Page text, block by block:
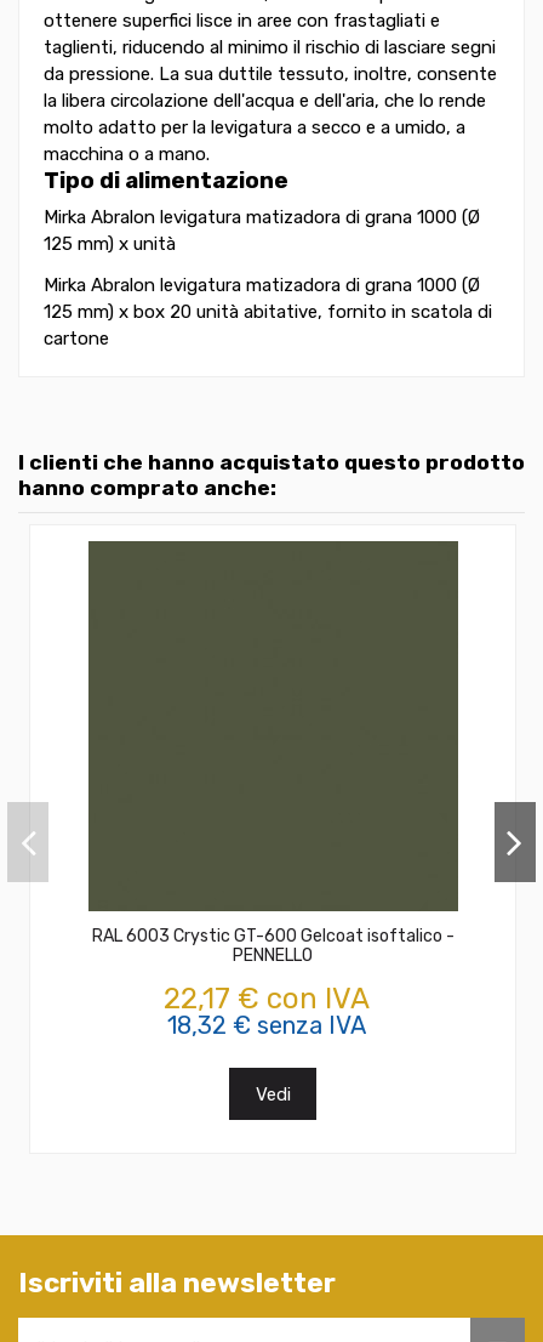
ottenere superfici lisce in aree con frastagliati e
taglienti, riducendo al minimo il rischio di lasciare segni
da pressione. La sua duttile tessuto, inoltre, consente
la libera circolazione dell'acqua e dell'aria, che lo rende
molto adatto per la levigatura a secco e a umido, a
macchina o a mano.
Tipo di alimentazione
Mirka Abralon levigatura matizadora di grana 1000 (Ø
125 mm) x unità
Mirka Abralon levigatura matizadora di grana 1000 (Ø
125 mm) x box 20 unità abitative, fornito in scatola di
cartone
I clienti che hanno acquistato questo prodotto
hanno comprato anche:
RAL 6003 Crystic GT-600 Gelcoat isoftalico -
PENNELLO
22,17 € con IVA
18,32 € senza IVA
Vedi
Iscriviti alla newsletter